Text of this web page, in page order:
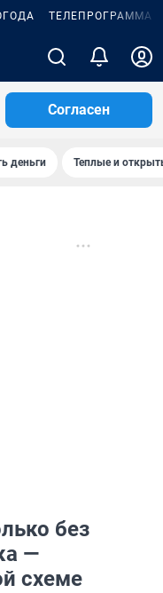
ТЕЛЕПРОГРАММА
Согласен
деньги Теплые и
без
—
схеме